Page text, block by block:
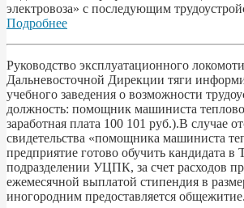
электровоза» с последующим
Подробнее
Руководство эксплуатационного
Дальневосточной Дирекции тяги
учебного заведения о возможности
должность: помощник машиниста
заработная плата 100 101 руб.).В случае
свидетельства «помощника машиниста
предприятие готово обучить кандидата
подразделении УЦПК, за счет расходов
ежемесячной выплатой стипендия в
иногородним предоставляется